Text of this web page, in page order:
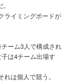
ライミングボードが
ーム3人で構成され
は4チーム出場す
は個人で競う。